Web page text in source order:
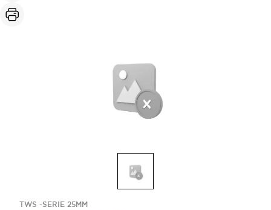
TWS -SERIE 25MM